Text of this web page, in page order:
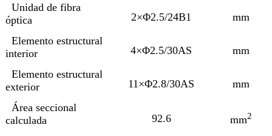
Unidad de fibra
óptica
2×Φ2.5/24B1
mm
Elemento estructural
interior
4×Φ2.5/30AS
mm
Elemento estructural
exterior
11×Φ2.8/30AS
mm
Área seccional
calculada
92.6 mm2